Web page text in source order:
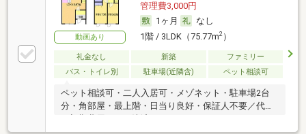
動画あり
管理費3,000円
1ヶ月
なし
1階 / 3LDK（75.77m2）
礼金なし 新築
ファミリー
バス・トイレ別
駐車場(近隣含) ペット相談可
ペット相談可・二人入居可・メゾネット・駐車場2台
分・角部屋・最上階・日当り良好・保証人不要／代行